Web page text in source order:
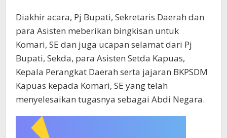
Diakhir acara, Pj Bupati, Sekretaris Daerah dan
para Asisten meberikan bingkisan untuk
Komari, SE dan juga ucapan selamat dari Pj
Bupati, Sekda, para Asisten Setda Kapuas,
Kepala Perangkat Daerah serta jajaran BKPSDM
Kapuas kepada Komari, SE yang telah
menyelesaikan tugasnya sebagai Abdi Negara.